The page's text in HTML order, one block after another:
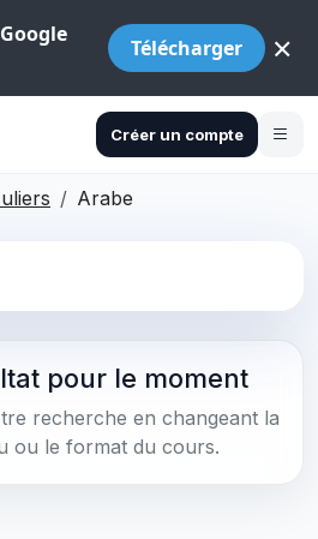
Télécharger ×
Créer un compte
Arabe
pour le moment
recherche en changeant la
ou le format du cours.